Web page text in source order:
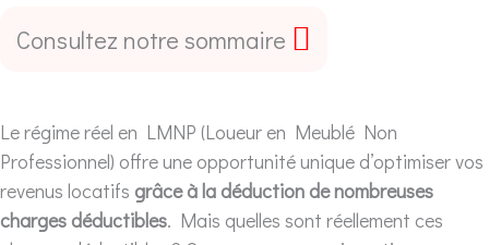
Consultez notre sommaire
Le régime réel en LMNP (Loueur en Meublé Non
Professionnel) offre une opportunité unique d’optimiser vos
revenus locatifs grâce à la déduction de nombreuses
charges déductibles. Mais quelles sont réellement ces